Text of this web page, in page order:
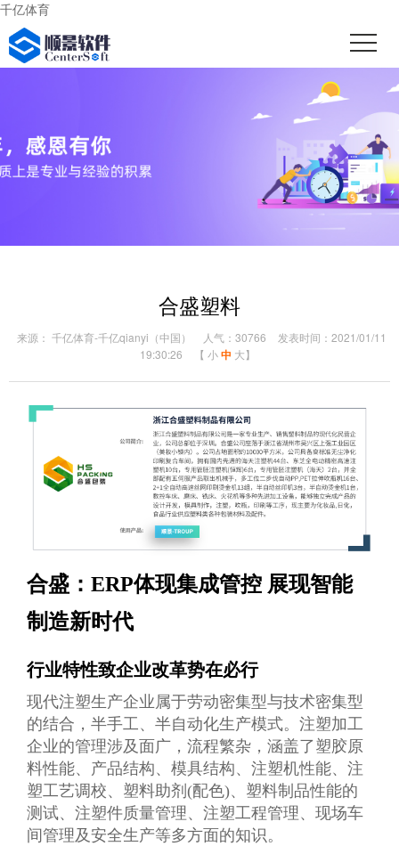
千亿体育
合盛塑料
来源： 千亿体育-千亿qianyi（中国） 人气：30766
发表时间：2021/01/11
19:30:26
【 小 中 大】
合盛：ERP体现集成管控 展现智能
制造新时代
行业特性致企业改革势在必行
现代注塑生产企业属于劳动密集型与技术密集型
的结合，半手工、半自动化生产模式。注塑加工
企业的管理涉及面广，流程繁杂，涵盖了塑胶原
料性能、产品结构、模具结构、注塑机性能、注
塑工艺调校、塑料助剂(配色)、塑料制品性能的
测试、注塑件质量管理、注塑工程管理、现场车
间管理及安全生产等多方面的知识。